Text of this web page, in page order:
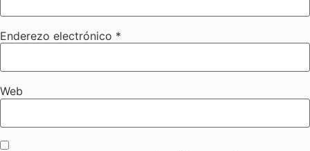
Enderezo electrónico *
Web